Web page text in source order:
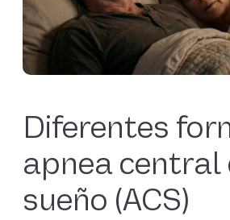
Diferentes
apnea central
sueño (ACS)